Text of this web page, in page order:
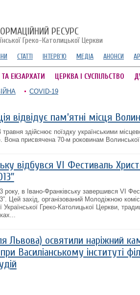
РЕСУРС
Греко-Католицької Церкви
СТАТТІ ІНТЕРВ'Ю МЕДІА АНОНСИ
ТА ЕКЗАРХАТИ ЦЕРКВА І СУСПІЛЬСТВО
COVID-19
відвідує пам’ятні місця
здійснює поїздку українськими
Вона присвячена 70-м роковинам Волинської
відбувся VI Фестиваль
року, в Івано-Франківську завершився VI
Цей захід, організований Молодіжною
Української Греко-Католицької Церкви,
Львова) освятили наріжний
Василіанському інституті